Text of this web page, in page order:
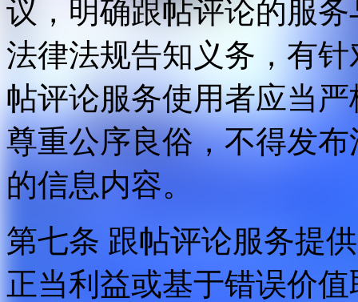
议，明确跟帖评论的服
法律法规告知义务，有
帖评论服务使用者应当
尊重公序良俗，不得发
的信息内容。
第七条 跟帖评论服务提
正当利益或基于错误价